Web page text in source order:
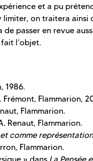
et a pu
on traitera ainsi
passer en revue
l’objet.
1986.
Frémont, Flammarion,
Flammarion.
Renaut, Flammarion.
comme
Flammarion.